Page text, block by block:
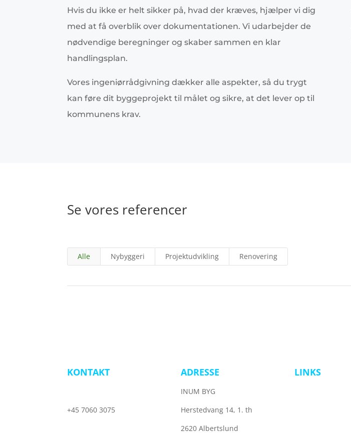
Hvis du ikke er helt sikker på, hvad der kræves, hjælper vi dig
med at få overblik over dokumentationen. Vi udarbejder de
nødvendige beregninger og skaber sammen en klar
handlingsplan.
Vores ingeniørrådgivning dækker alle aspekter, så du trygt
kan føre dit byggeprojekt til målet og sikre, at det lever op til
kommunens krav.
Se vores referencer
Alle Nybyggeri Projektudvikling Renovering
KONTAKT
+45 7060 3075
ADRESSE
INUM BYG
Herstedvang 14, 1. th
2620 Albertslund
LINKS